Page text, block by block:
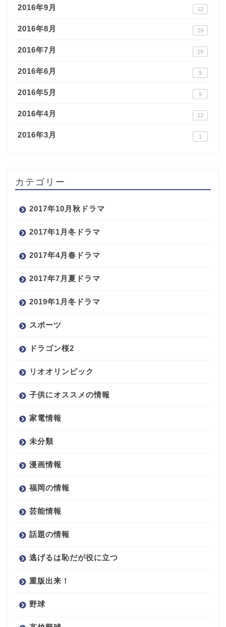
2016年9月 12
2016年8月 29
2016年7月 19
2016年6月 9
2016年5月 9
2016年4月 12
2016年3月 1
カテゴリー
2017年10月秋ドラマ
2017年1月冬ドラマ
2017年4月春ドラマ
2017年7月夏ドラマ
2019年1月冬ドラマ
スポーツ
ドラゴン桜2
リオオリンピック
子供にオススメの情報
家電情報
未分類
漫画情報
福岡の情報
芸能情報
話題の情報
逃げるは恥だが役に立つ
重版出来！
野球